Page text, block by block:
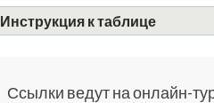
Инструкция к таблице
Ссылки ведут на онлайн-